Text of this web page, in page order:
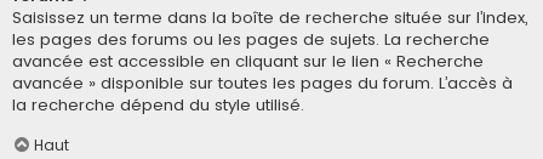
Saisissez un terme dans la boîte de recherche située sur l’index,
les pages des forums ou les pages de sujets. La recherche
avancée est accessible en cliquant sur le lien « Recherche
avancée » disponible sur toutes les pages du forum. L’accès à
la recherche dépend du style utilisé.
Haut